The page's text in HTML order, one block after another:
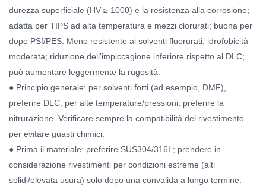
durezza superficiale (HV ≥ 1000) e la resistenza alla corrosione;
adatta per TIPS ad alta temperatura e mezzi clorurati; buona per
dope PSf/PES. Meno resistente ai solventi fluorurati; idrofobicità
moderata; riduzione dell'impiccagione inferiore rispetto al DLC;
può aumentare leggermente la rugosità.
● Principio generale: per solventi forti (ad esempio, DMF),
preferire DLC; per alte temperature/pressioni, preferire la
nitrurazione. Verificare sempre la compatibilità del rivestimento
per evitare guasti chimici.
● Prima il materiale: preferire SUS304/316L; prendere in
considerazione rivestimenti per condizioni estreme (alti
solidi/elevata usura) solo dopo una convalida a lungo termine.